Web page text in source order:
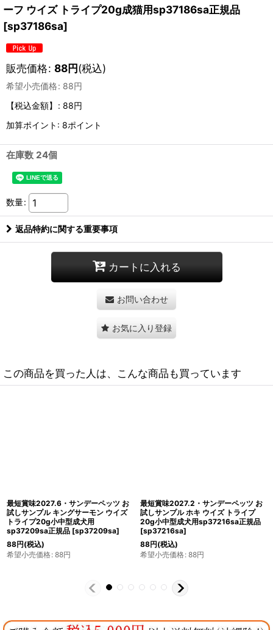
ーフ ウイズ トライプ20g成猫用sp37186sa正規品
[sp37186sa]
販売価格: 88円(税込)
希望小売価格: 88円
【税込金額】
: 88円
加算ポイント: 8ポイント
在庫数 24個
数量:
返品特約に関する重要事項
カートに入れる
お問い合わせ
お気に入り登録
この商品を買った人は、こんな商品も買っています
最短賞味2027.11.1・サンデーペッツ
ジェントルベイク ビーフ ウイズ トラ
イプ1.3kg小中型成犬用sp37087正規
品 [sp37087]
3,520円(税込)
最短賞味2027.3.22・サンデーペッツ
ジェントルベイク ホキ ウイズ トライ
プ1.3kg小中型成犬用ドッグフード
sp37216正規品
3,520円(税込)